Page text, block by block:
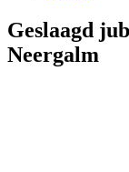
Geslaagd
Neergalm